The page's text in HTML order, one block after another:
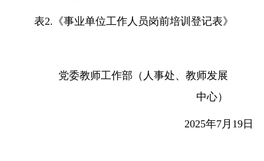
表2. 《事业单位工作人员岗前培训登记表》
党委教师工作部（人事处、教师发展
中心）
2025年7月 19 日